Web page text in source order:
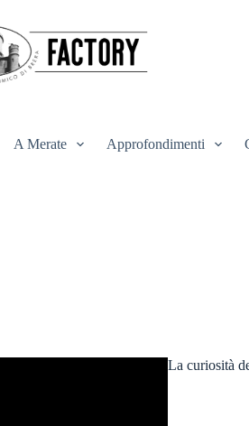
A Merate Approfondimenti
La curiosità